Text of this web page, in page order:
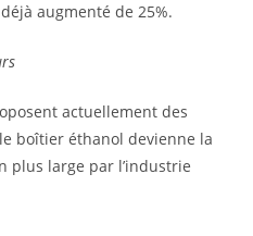
augmenté de 25%.
actuellement des
boîtier éthanol devienne la
plus large par l’industrie